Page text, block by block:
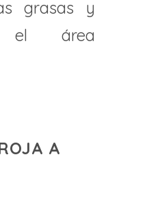
grasas y
el área
A